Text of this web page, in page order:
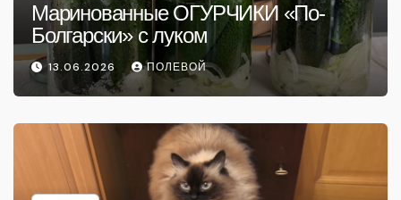
Маринованные ОГУРЧИКИ «По-
Болгарски» с луком
13.06.2026 ПОЛЕВОЙ